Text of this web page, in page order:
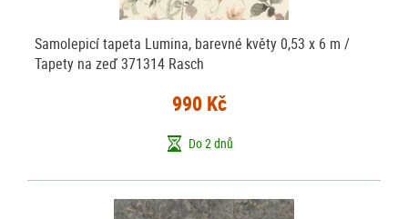
Samolepicí tapeta Lumina, barevné květy 0,53 x 6 m /
Tapety na zeď 371314 Rasch
990 Kč
Do 2 dnů